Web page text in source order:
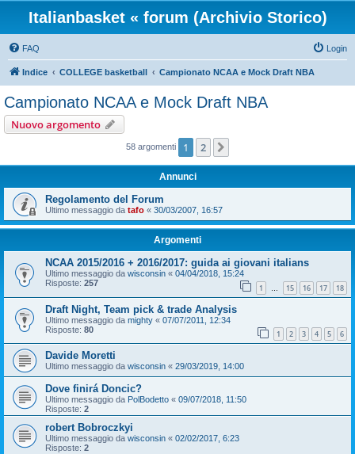
Italianbasket « forum (Archivio Storico)
FAQ Login
Indice COLLEGE basketball Campionato NCAA e Mock Draft NBA
Campionato NCAA e Mock Draft NBA
Nuovo argomento
58 argomenti 1 2
Annunci
Regolamento del Forum
Ultimo messaggio da tafo « 30/03/2007, 16:57
Argomenti
NCAA 2015/2016 + 2016/2017: guida ai giovani italians
Ultimo messaggio da wisconsin « 04/04/2018, 15:24
Risposte: 257 1 … 15 16 17 18
Draft Night, Team pick & trade Analysis
Ultimo messaggio da mighty « 07/07/2011, 12:34
Risposte: 80 1 2 3 4 5 6
Davide Moretti
Ultimo messaggio da wisconsin « 29/03/2019, 14:00
Dove finirá Doncic?
Ultimo messaggio da PolBodetto « 09/07/2018, 11:50
Risposte: 2
robert Bobroczkyi
Ultimo messaggio da wisconsin « 02/02/2017, 6:23
Risposte: 2